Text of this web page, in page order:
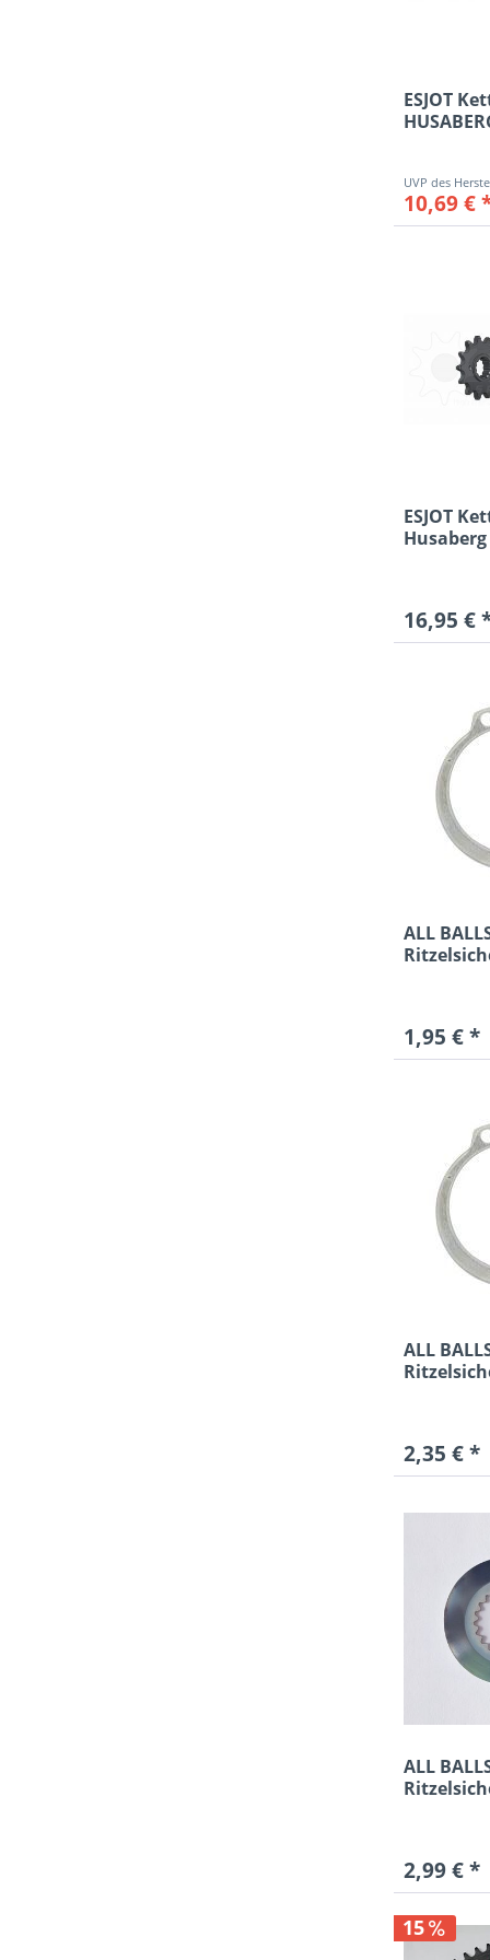
ESJOT
10,69 €
ESJOT
Husaberg
16,95 €
ALL
1,95 € *
ALL
2,35 € *
ALL
2,99 € *
15